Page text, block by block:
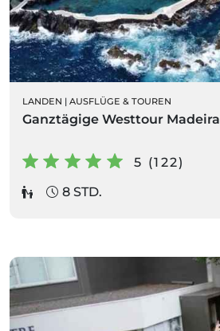
LANDEN | AUSFLÜGE & TOUREN
Ganztägige Westtour Madeira
5 (122)
8 STD.